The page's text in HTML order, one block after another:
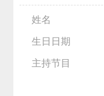
姓名
生日日期
主持节目